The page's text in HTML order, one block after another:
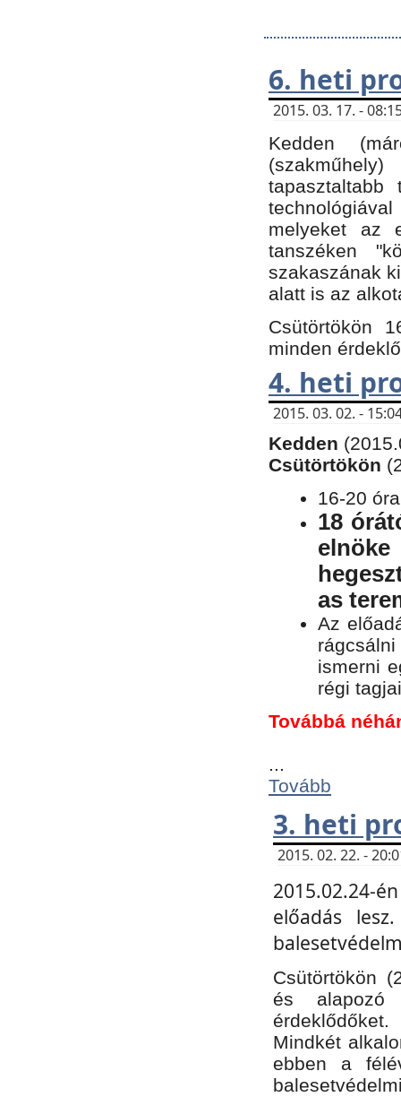
6. heti
2015. 03. 17. -
Kedden
tapasztaltabb
melyeket az
tanszéken
szakaszának
alatt is az
Csütörtökön
minden
4. heti
2015. 03. 02. -
Kedden
Csütörtökön
16-20
18
as
Az
ismerni
régi
Továbbá
...
Tovább
3. heti
2015. 02. 22. -
2015.02.24-
előadás
Csütörtökön
és alapozó
érdeklődőket.
Mindkét
ebben a